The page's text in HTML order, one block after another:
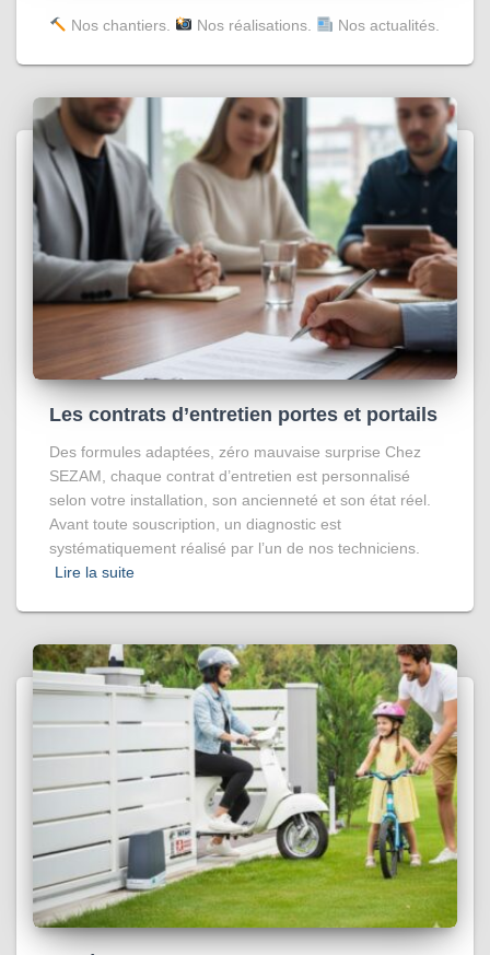
Nos chantiers. Nos réalisations. Nos actualités.
Les contrats d’entretien portes et portails
Des formules adaptées, zéro mauvaise surprise Chez
SEZAM, chaque contrat d’entretien est personnalisé
selon votre installation, son ancienneté et son état réel.
Avant toute souscription, un diagnostic est
systématiquement réalisé par l’un de nos techniciens.
Lire la suite